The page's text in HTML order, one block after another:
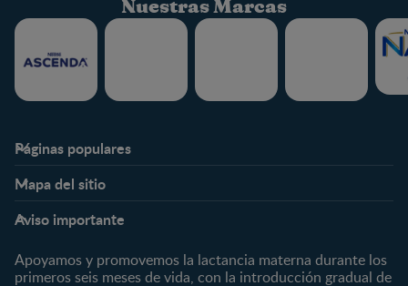
Nuestras Marcas
Páginas populares
Expertos en Nutrición
Preguntas Frecuentes
¿Quiénes somos?
Mapa del sitio
Preconcepción
Embarazo
Posparto
Nutrición
Salud
Aviso importante
Apoyamos y promovemos la lactancia materna durante los
primeros seis meses de vida, con la introducción gradual de